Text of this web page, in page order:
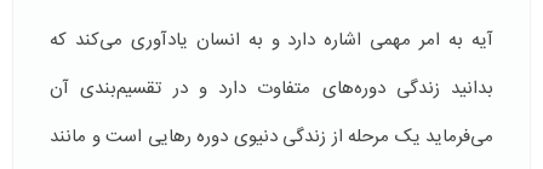
آیه به امر مهمی اشاره دارد و به انسان یادآوری می‌کند که
بدانید زندگی دوره‌های متفاوت دارد و در تقسیم‌بندی آن
می‌فرماید یک مرحله از زندگی دنیوی دوره رهایی‌ است و مانند